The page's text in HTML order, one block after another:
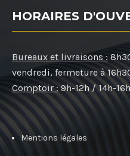
HORAIRES
Bureaux et livraisons :
vendredi, fermeture à
Comptoir : 9h-12h / 14h-
Mentions légales